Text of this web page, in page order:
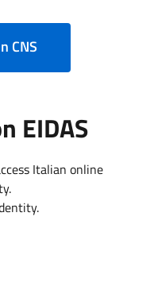
CNS
EIDAS
Italian online